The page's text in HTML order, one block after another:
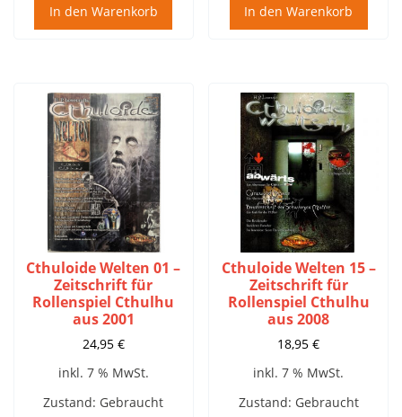
In den Warenkorb In den Warenkorb
Cthuloide Welten 01 –
Zeitschrift für
Rollenspiel Cthulhu
aus 2001
24,95 €
inkl. 7 % MwSt.
Zustand: Gebraucht
Cthuloide Welten 15 –
Zeitschrift für
Rollenspiel Cthulhu
aus 2008
18,95€
inkl. 7 % MwSt.
Zustand: Gebraucht